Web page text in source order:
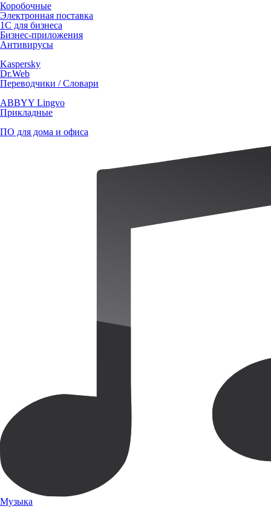
Коробочные
Электронная поставка
1С для бизнеса
Бизнес-приложения
Антивирусы
Kaspersky
Dr.Web
Переводчики / Словари
ABBYY Lingvo
Прикладные
ПО для дома и офиса
Музыка